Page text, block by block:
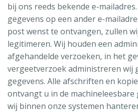
bij ons reeds bekende e-
gegevens op een ander e-
post wenst te ontvangen, zullen
legitimeren. Wij houden een
afgehandelde verzoeken, in het
vergeetverzoek administreren wij
gegevens. Alle afschriften en
ontvangt u in de machineleesbare
wij binnen onze systemen